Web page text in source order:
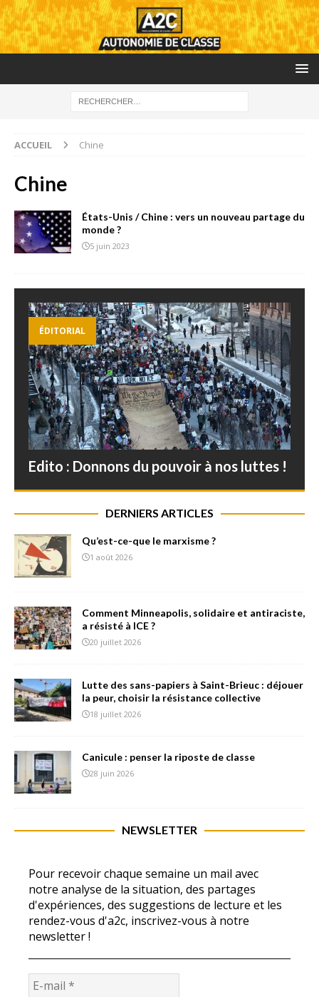
ACCUEIL Chine
Chine
États-Unis / Chine : vers un nouveau partage du
monde ?
5 juin 2023
ÉDITORIAL
Edito : Donnons du pouvoir à nos luttes !
DERNIERS ARTICLES
Qu’est-ce-que le marxisme ?
1 août 2026
Comment Minneapolis, solidaire et antiraciste,
a résisté à ICE ?
20 juillet 2026
Lutte des sans-papiers à Saint-Brieuc : déjouer
la peur, choisir la résistance collective
18 juillet 2026
Canicule : penser la riposte de classe
28 juin 2026
NEWSLETTER
Pour recevoir chaque semaine un mail avec
notre analyse de la situation, des partages
d'expériences, des suggestions de lecture et les
rendez-vous d'a2c, inscrivez-vous à notre
newsletter !